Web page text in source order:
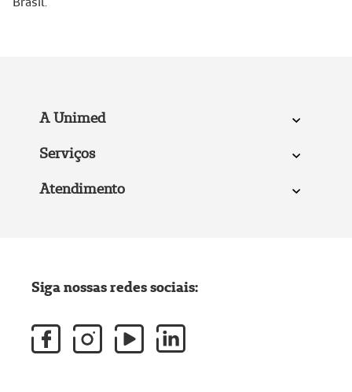
A Unimed
Serviços
Atendimento
Siga nossas redes sociais: